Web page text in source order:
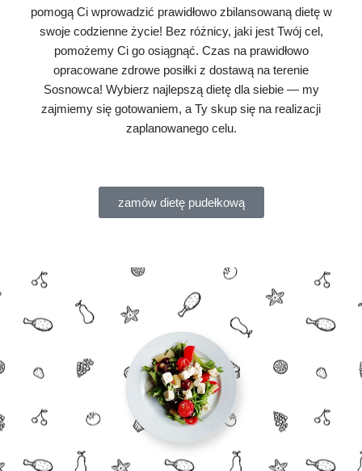
pomogą Ci wprowadzić prawidłowo zbilansowaną dietę w
swoje codzienne życie! Bez różnicy, jaki jest Twój cel,
pomożemy Ci go osiągnąć. Czas na prawidłowo
opracowane zdrowe posiłki z dostawą na terenie
Sosnowca! Wybierz najlepszą dietę dla siebie — my
zajmiemy się gotowaniem, a Ty skup się na realizacji
zaplanowanego celu.
zamów dietę pudełkową